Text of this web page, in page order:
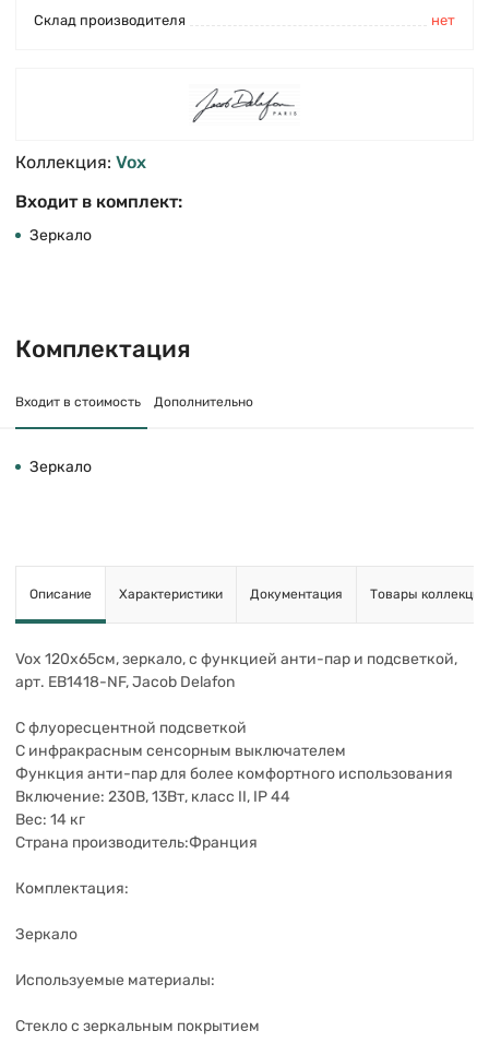
Склад производителя
нет
Коллекция: Vox
Входит в комплект:
Зеркало
Комплектация
Входит в стоимость Дополнительно
Зеркало
Описание Характеристики Документация Товары коллекции
Vox 120х65см, зеркало, с функцией анти-пар и подсветкой,
арт. EB1418-NF, Jacob Delafon
С флуоресцентной подсветкой
С инфракрасным сенсорным выключателем
Функция анти-пар для более комфортного использования
Включение: 230В, 13Вт, класс II, IP 44
Вес: 14 кг
Страна производитель:Франция
Комплектация:
Зеркало
Используемые материалы:
Стекло с зеркальным покрытием